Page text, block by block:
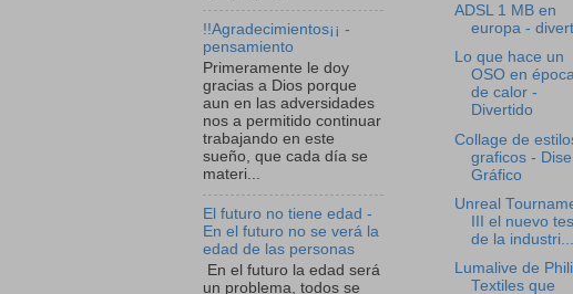
!!Agradecimientos¡¡ -
pensamiento
Primeramente le doy
gracias a Dios porque
aun en las adversidades
nos a permitido continuar
trabajando en este
sueño, que cada día se
materi...
El futuro no tiene edad -
En el futuro no se verá la
edad de las personas
En el futuro la edad será
un problema, todos se
ADSL 1 MB en
europa -
Lo que hace un
OSO en
de calor -
Divertido
Collage de
graficos -
Gráfico
Unreal
III el nuevo
de la industri...
Lumalive de
Textiles que